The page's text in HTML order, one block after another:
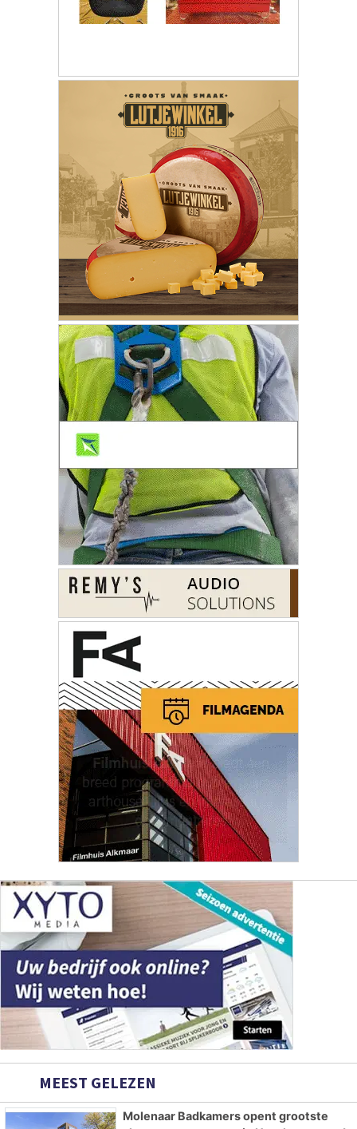
MEEST GELEZEN
Molenaar Badkamers opent grootste